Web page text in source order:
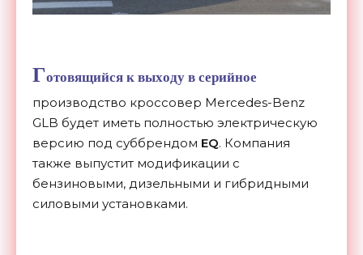
Готовящийся к выходу в серийное
производство кроссовер Mercedes-Benz
GLB будет иметь полностью электрическую
версию под суббрендом EQ. Компания
также выпустит модификации с
бензиновыми, дизельными и гибридными
силовыми установками.